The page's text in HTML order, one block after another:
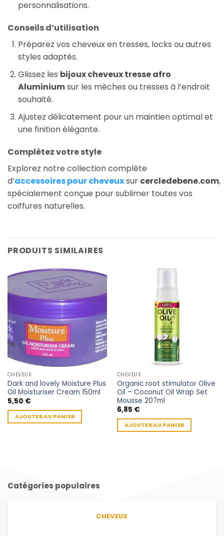
personnalisations.
Conseils d’utilisation
Préparez vos cheveux en tresses, locks ou autres
styles adaptés.
Glissez les bijoux cheveux tresse afro
Aluminiumsur les mèches ou tresses à l’endroit
souhaité.
Ajustez délicatement pour un maintien optimal et
une finition élégante.
Complétez votre style
Explorez notre collection complète
d’accessoires pour cheveuxsur cercledebene.com,
spécialement conçue pour sublimer toutes vos
coiffures naturelles.
PRODUITS SIMILAIRES
CHEVEUX
Dark and lovely Moisture Plus
Oil Moisturiser Cream 150ml
5,50 €
AJOUTER AU PANIER
CHEVEUX
Organic root stimulator Olive
Oil – Coconut Oil Wrap Set
Mousse 207ml
6,85 €
AJOUTER AU PANIER
Catégories populaires
CHEVEUX